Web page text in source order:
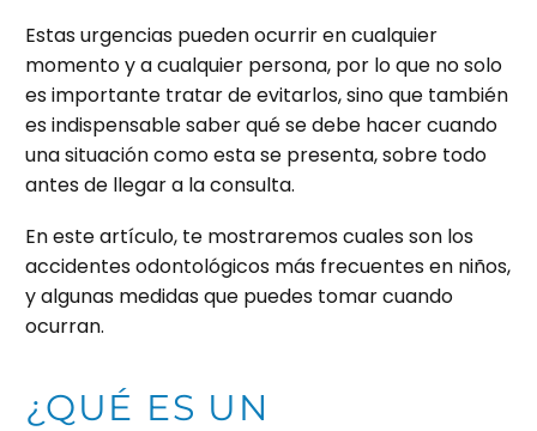
Estas urgencias pueden ocurrir en cualquier
momento y a cualquier persona, por lo que no solo
es importante tratar de evitarlos, sino que también
es indispensable saber qué se debe hacer cuando
una situación como esta se presenta, sobre todo
antes de llegar a la consulta.
En este artículo, te mostraremos cuales son los
accidentes odontológicos más frecuentes en niños,
y algunas medidas que puedes tomar cuando
ocurran.
¿QUÉ ES UN